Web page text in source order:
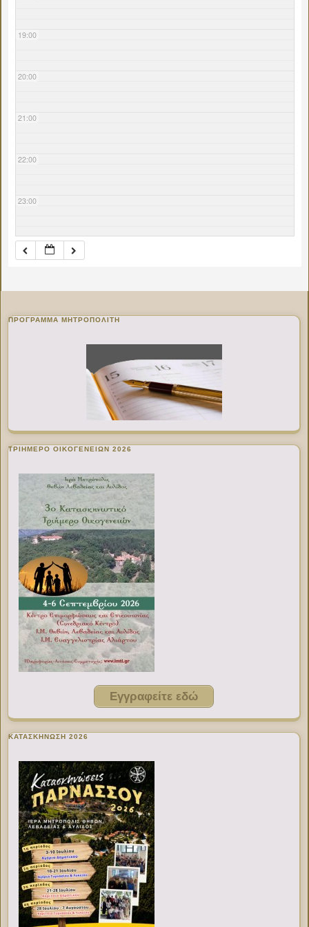
19:00
20:00
21:00
22:00
23:00
ΠΡΌΓΡΑΜΜΑ ΜΗΤΡΟΠΟΛΊΤΗ
ΤΡΙΗΜΕΡΟ ΟΙΚΟΓΕΝΕΙΩΝ 2026
Εγγραφείτε εδώ
ΚΑΤΑΣΚΗΝΩΣΗ 2026